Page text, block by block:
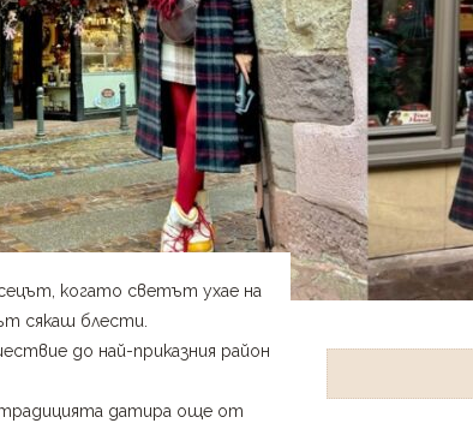
когато светът ухае на
сякаш блести.
до най-приказния район
традицията датира още от